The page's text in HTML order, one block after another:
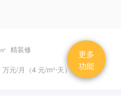
㎡ 精装修
万元/月（4 元/m²⋅天）
更多
功能